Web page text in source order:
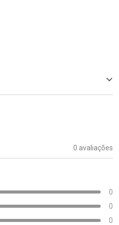
0 avaliações
0
0
0